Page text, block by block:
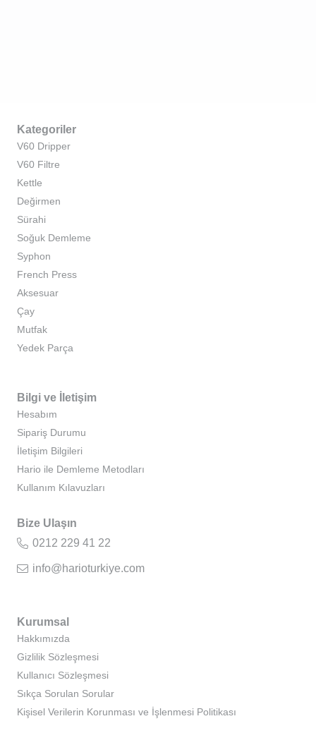
Kategoriler
V60 Dripper
V60 Filtre
Kettle
Değirmen
Sürahi
Soğuk Demleme
Syphon
French Press
Aksesuar
Çay
Mutfak
Yedek Parça
Bilgi ve İletişim
Hesabım
Sipariş Durumu
İletişim Bilgileri
Hario ile Demleme Metodları
Kullanım Kılavuzları
Bize Ulaşın
0212 229 41 22
info@harioturkiye.com
Kurumsal
Hakkımızda
Gizlilik Sözleşmesi
Kullanıcı Sözleşmesi
Sıkça Sorulan Sorular
Kişisel Verilerin Korunması ve İşlenmesi Politikası